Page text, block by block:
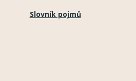
Slovník pojmů